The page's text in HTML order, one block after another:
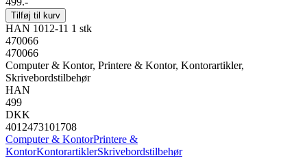
Tilføj til kurv
HAN 1012-11 1 stk
470066
470066
Computer & Kontor, Printere & Kontor, Kontorartikler,
Skrivebordstilbehør
HAN
499
DKK
4012473101708
Computer & KontorPrintere &
KontorKontorartiklerSkrivebordstilbehør